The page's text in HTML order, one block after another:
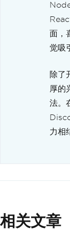
面，
觉吸
除了
厚的
法。
力相
相关文章